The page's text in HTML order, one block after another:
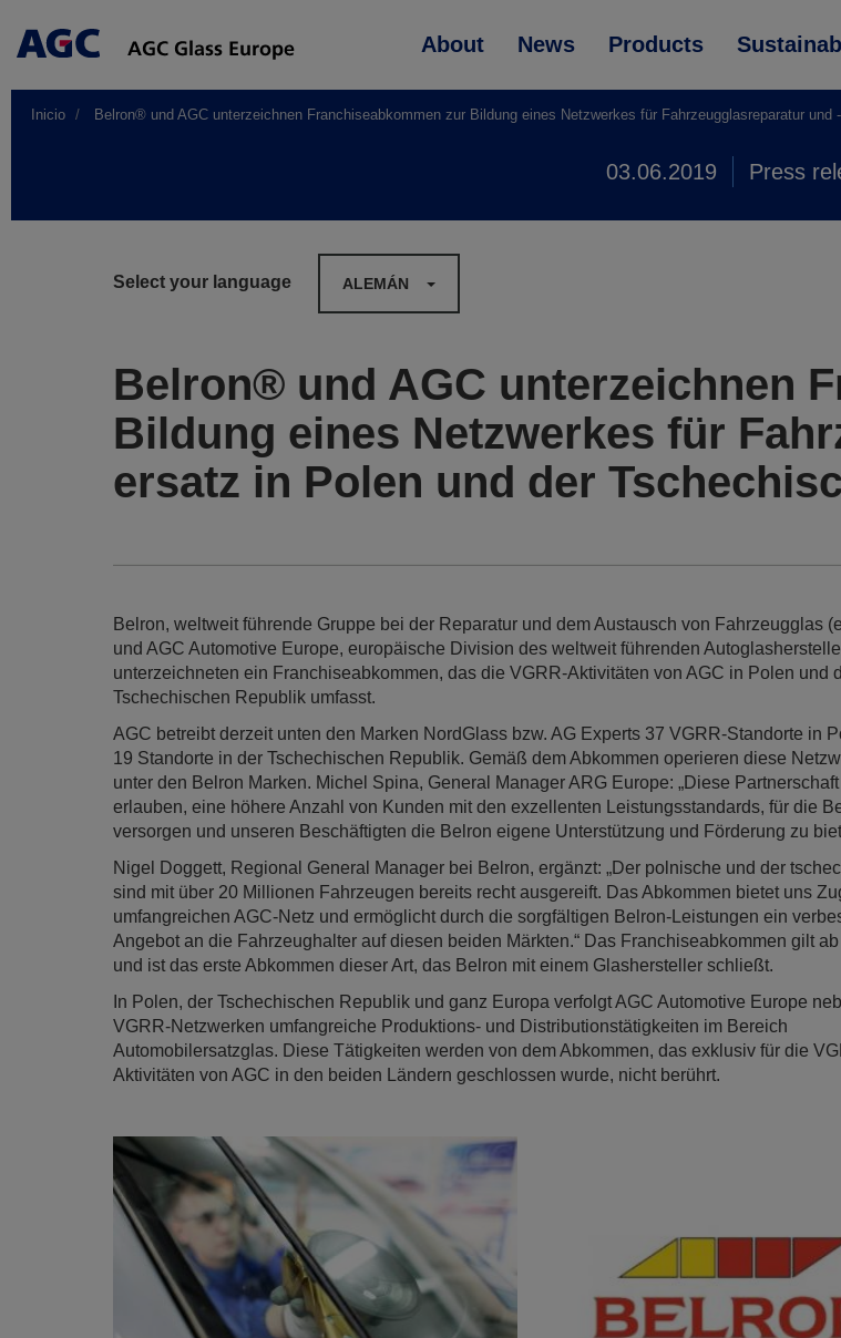
Main
About News Products
Inicio Belron® und AGC unterzeichnen Franchiseabkommen zur Bildung eines Netzwerkes für Fahrzeugglasreparatur
03.06.2019 Press
Select your language ALEMÁN
Belron® und AGC unterzeichnen
Bildung eines Netzwerkes für
ersatz in Polen und der
Belron, weltweit führende Gruppe bei der Reparatur und dem Austausch von Fahrzeugglas
und AGC Automotive Europe, europäische Division des weltweit führenden
unterzeichneten ein Franchiseabkommen, das die VGRR-Aktivitäten von AGC in Polen und
Tschechischen Republik umfasst.
AGC betreibt derzeit unten den Marken NordGlass bzw. AG Experts 37 VGRR-Standorte in
19 Standorte in der Tschechischen Republik. Gemäß dem Abkommen operieren diese
unter den Belron Marken. Michel Spina, General Manager ARG Europe: „Diese
erlauben, eine höhere Anzahl von Kunden mit den exzellenten Leistungsstandards, für die
versorgen und unseren Beschäftigten die Belron eigene Unterstützung und Förderung zu
Nigel Doggett, Regional General Manager bei Belron, ergänzt: „Der polnische und der
sind mit über 20 Millionen Fahrzeugen bereits recht ausgereift. Das Abkommen bietet uns
umfangreichen AGC-Netz und ermöglicht durch die sorgfältigen Belron-Leistungen ein
Angebot an die Fahrzeughalter auf diesen beiden Märkten.“ Das Franchiseabkommen gilt
und ist das erste Abkommen dieser Art, das Belron mit einem Glashersteller schließt.
In Polen, der Tschechischen Republik und ganz Europa verfolgt AGC Automotive Europe
VGRR-Netzwerken umfangreiche Produktions- und Distributionstätigkeiten im Bereich
Automobilersatzglas. Diese Tätigkeiten werden von dem Abkommen, das exklusiv für die
Aktivitäten von AGC in den beiden Ländern geschlossen wurde, nicht berührt.